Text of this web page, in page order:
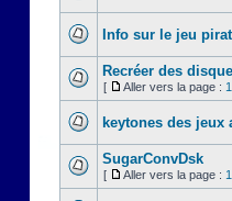
Info sur le jeu
Recréer des
[ Aller vers la page : 1
keytones des
SugarConvDsk
[ Aller vers la page : 1